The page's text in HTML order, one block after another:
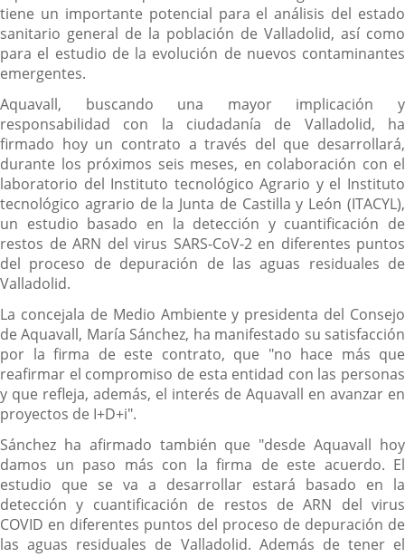
tiene un importante potencial para el análisis del estado
sanitario general de la población de Valladolid, así como
para el estudio de la evolución de nuevos contaminantes
emergentes.
Aquavall, buscando una mayor implicación y
responsabilidad con la ciudadanía de Valladolid, ha
firmado hoy un contrato a través del que desarrollará,
durante los próximos seis meses, en colaboración con el
laboratorio del Instituto tecnológico Agrario y el Instituto
tecnológico agrario de la Junta de Castilla y León (ITACYL),
un estudio basado en la detección y cuantificación de
restos de ARN del virus SARS-CoV-2 en diferentes puntos
del proceso de depuración de las aguas residuales de
Valladolid.
La concejala de Medio Ambiente y presidenta del Consejo
de Aquavall, María Sánchez, ha manifestado su satisfacción
por la firma de este contrato, que "no hace más que
reafirmar el compromiso de esta entidad con las personas
y que refleja, además, el interés de Aquavall en avanzar en
proyectos de I+D+i".
Sánchez ha afirmado también que "desde Aquavall hoy
damos un paso más con la firma de este acuerdo. El
estudio que se va a desarrollar estará basado en la
detección y cuantificación de restos de ARN del virus
COVID en diferentes puntos del proceso de depuración de
las aguas residuales de Valladolid. Además de tener el